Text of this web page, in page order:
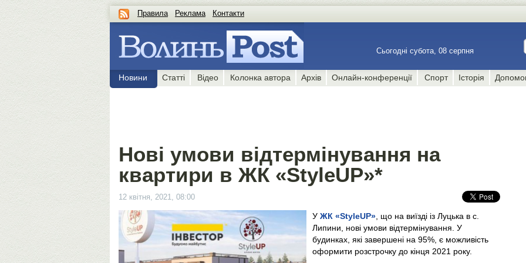
Правила Реклама Контакти
Сьогодні субота, 08 серпня
Новини Статті Відео Колонка автора Архів Онлайн-конференції Спорт Історія
Нові умови відтермінування на
квартири в ЖК «StyleUP»*
12 квітня, 2021, 08:00
У ЖК «StyleUP» , що на виїзді із Луцька в с.
Липини, нові умови відтермінування. У
будинках, які завершені на 95%, є можливість
оформити розстрочку до кінця 2021 року.